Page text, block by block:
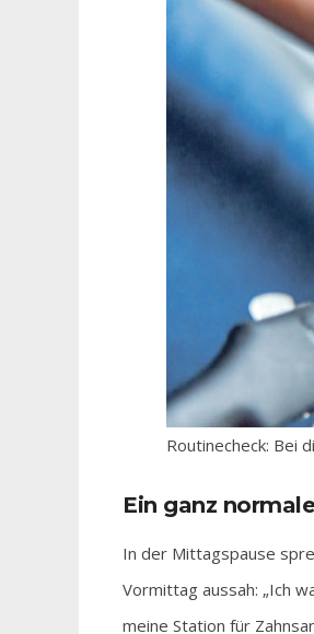
Routinecheck: Bei
Ein ganz
In der Mittagspause
Vormittag aussah: „Ich
meine Station für